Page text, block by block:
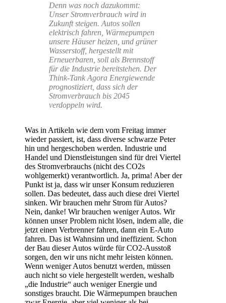
Denn was noch dazukommt:
Unser Stromverbrauch wird in
Zukunft steigen. Autos sollen
elektrisch fahren, Wärmepumpen
unsere Häuser heizen, und grüner
Wasserstoff, hergestellt mit
Erneuerbaren, soll als Brennstoff
für die Industrie bereitstehen. Der
Think-Tank Agora Energiewende
prognostiziert, dass sich der
Stromverbrauch bis 2045
verdoppeln wird.
Was in Artikeln wie dem vom Freitag immer
wieder passiert, ist, dass diverse schwarze Peter
hin und hergeschoben werden. Industrie und
Handel und Dienstleistungen sind für drei Viertel
des Stromverbrauchs (nicht des CO2s
wohlgemerkt) verantwortlich. Ja, prima! Aber der
Punkt ist ja, dass wir unser Konsum reduzieren
sollen. Das bedeutet, dass auch diese drei Viertel
sinken. Wir brauchen mehr Strom für Autos?
Nein, danke! Wir brauchen weniger Autos. Wir
können unser Problem nicht lösen, indem alle, die
jetzt einen Verbrenner fahren, dann ein E-Auto
fahren. Das ist Wahnsinn und ineffizient. Schon
der Bau dieser Autos würde für CO2-Ausstoß
sorgen, den wir uns nicht mehr leisten können.
Wenn weniger Autos benutzt werden, müssen
auch nicht so viele hergestellt werden, weshalb
„die Industrie“ auch weniger Energie und
sonstiges braucht. Die Wärmepumpen brauchen